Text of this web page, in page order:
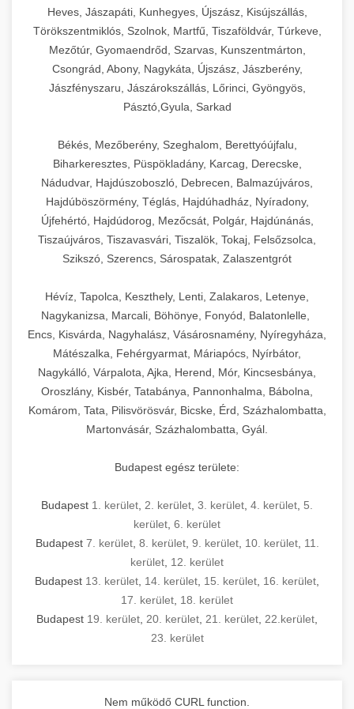
Heves, Jászapáti, Kunhegyes, Újszász, Kisújszállás,
Törökszentmiklós, Szolnok, Martfű, Tiszaföldvár, Túrkeve,
Mezőtúr, Gyomaendrőd, Szarvas, Kunszentmárton,
Csongrád, Abony, Nagykáta, Újszász, Jászberény,
Jászfényszaru, Jászárokszállás, Lőrinci, Gyöngyös,
Pásztó,Gyula, Sarkad
Békés, Mezőberény, Szeghalom, Berettyóújfalu,
Biharkeresztes, Püspökladány, Karcag, Derecske,
Nádudvar, Hajdúszoboszló, Debrecen, Balmazújváros,
Hajdúböszörmény, Téglás, Hajdúhadház, Nyíradony,
Újfehértó, Hajdúdorog, Mezőcsát, Polgár, Hajdúnánás,
Tiszaújváros, Tiszavasvári, Tiszalök, Tokaj, Felsőzsolca,
Szikszó, Szerencs, Sárospatak, Zalaszentgrót
Hévíz, Tapolca, Keszthely, Lenti, Zalakaros, Letenye,
Nagykanizsa, Marcali, Böhönye, Fonyód, Balatonlelle,
Encs, Kisvárda, Nagyhalász, Vásárosnamény, Nyíregyháza,
Mátészalka, Fehérgyarmat, Máriapócs, Nyírbátor,
Nagykálló, Várpalota, Ajka, Herend, Mór, Kincsesbánya,
Oroszlány, Kisbér, Tatabánya, Pannonhalma, Bábolna,
Komárom, Tata, Pilisvörösvár, Bicske, Érd, Százhalombatta,
Martonvásár, Százhalombatta, Gyál.
Budapest egész területe:
Budapest 1. kerület 2. kerület 3. kerület 4. kerület 5.
kerület 6. kerület
Budapest 7. kerület, 8. kerület, 9. kerület, 10. kerület, 11.
kerület 12. kerület
Budapest 13. kerület 14. kerület 15. kerület 16. kerület
17. kerület 18. kerület
Budapest 19. kerület 20. kerület 21. kerület 22.kerület
23. kerület
Nem működő CURL function.